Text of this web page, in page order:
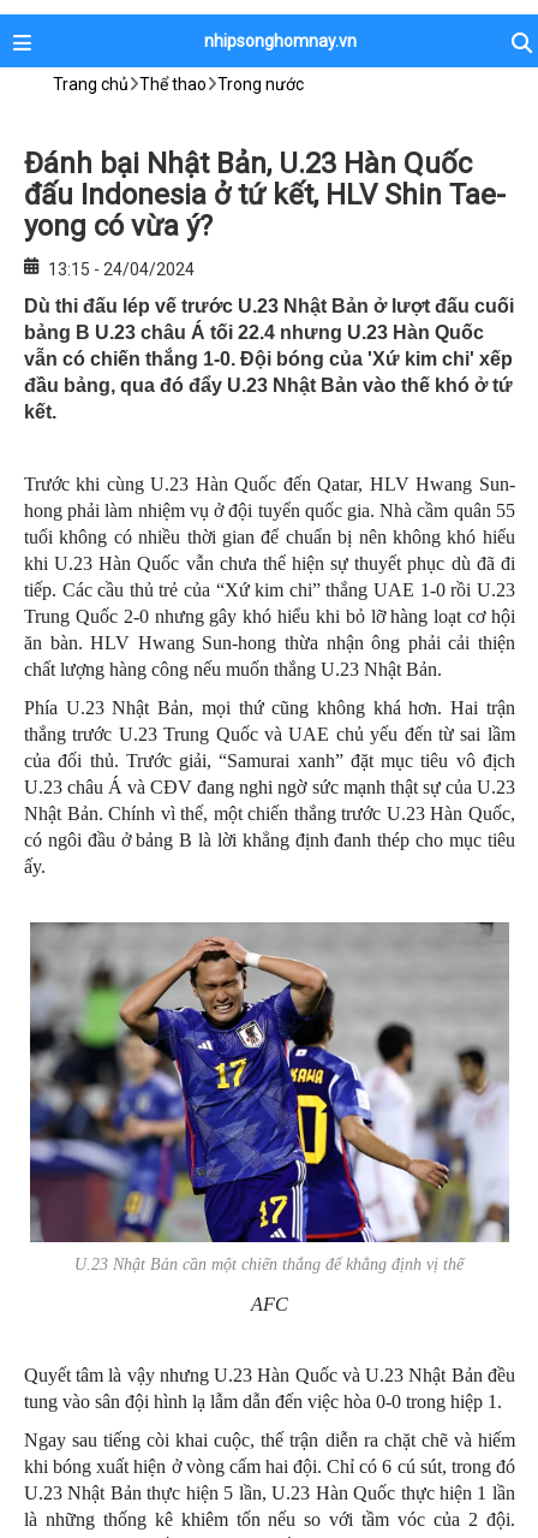
nhipsonghomnay.vn
Trang chủ Thể thao Trong nước
Đánh bại Nhật Bản, U.23 Hàn Quốc
đấu Indonesia ở tứ kết, HLV Shin Tae-
yong có vừa ý?
13:15 - 24/04/2024
Dù thi đấu lép vế trước U.23 Nhật Bản ở lượt đấu cuối
bảng B U.23 châu Á tối 22.4 nhưng U.23 Hàn Quốc
vẫn có chiến thắng 1-0. Đội bóng của 'Xứ kim chi' xếp
đầu bảng, qua đó đẩy U.23 Nhật Bản vào thế khó ở tứ
kết.
Trước khi cùng U.23 Hàn Quốc đến Qatar, HLV Hwang Sun-
hong phải làm nhiệm vụ ở đội tuyển quốc gia. Nhà cầm quân 55
tuổi không có nhiều thời gian để chuẩn bị nên không khó hiểu
khi U.23 Hàn Quốc vẫn chưa thể hiện sự thuyết phục dù đã đi
tiếp. Các cầu thủ trẻ của “Xứ kim chi” thắng UAE 1-0 rồi U.23
Trung Quốc 2-0 nhưng gây khó hiểu khi bỏ lỡ hàng loạt cơ hội
ăn bàn. HLV Hwang Sun-hong thừa nhận ông phải cải thiện
chất lượng hàng công nếu muốn thắng U.23 Nhật Bản.
Phía U.23 Nhật Bản, mọi thứ cũng không khá hơn. Hai trận
thắng trước U.23 Trung Quốc và UAE chủ yếu đến từ sai lầm
của đối thủ. Trước giải, “Samurai xanh” đặt mục tiêu vô địch
U.23 châu Á và CĐV đang nghi ngờ sức mạnh thật sự của U.23
Nhật Bản. Chính vì thế, một chiến thắng trước U.23 Hàn Quốc,
có ngôi đầu ở bảng B là lời khẳng định đanh thép cho mục tiêu
ấy.
U.23 Nhật Bản cần một chiến thắng để khẳng định vị thế
AFC
Quyết tâm là vậy nhưng U.23 Hàn Quốc và U.23 Nhật Bản đều
tung vào sân đội hình lạ lẫm dẫn đến việc hòa 0-0 trong hiệp 1.
Ngay sau tiếng còi khai cuộc, thế trận diễn ra chặt chẽ và hiếm
khi bóng xuất hiện ở vòng cấm hai đội. Chỉ có 6 cú sút, trong đó
U.23 Nhật Bản thực hiện 5 lần, U.23 Hàn Quốc thực hiện 1 lần
là những thống kê khiêm tốn nếu so với tầm vóc của 2 đội.